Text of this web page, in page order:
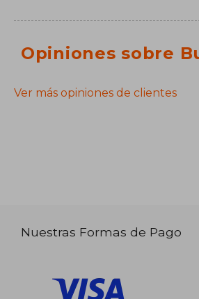
Opiniones sobre
Ver más opiniones de clientes
Nuestras Formas de Pago